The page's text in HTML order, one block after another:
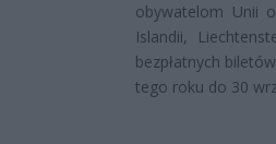
obywatelom Unii
Islandii,
bezpłatnych
tego roku do 30